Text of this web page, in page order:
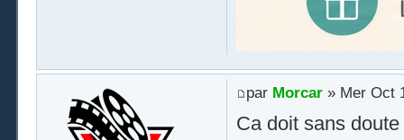
par Morcar» Mer Oct
Ca doit sans